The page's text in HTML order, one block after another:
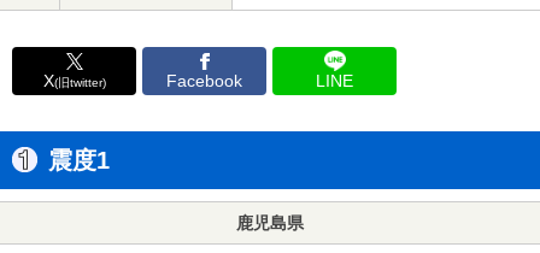
X(旧twitter) Facebook LINE
震度1
鹿児島県